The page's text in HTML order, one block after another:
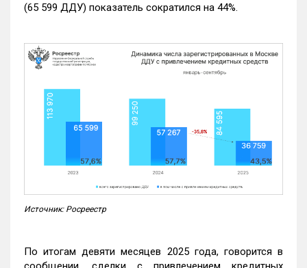
(65 599 ДДУ) показатель сократился на 44%.
Источник: Росреестр
По итогам девяти месяцев 2025 года, говорится в